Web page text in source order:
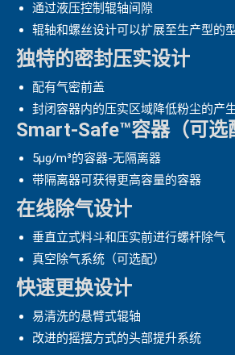
通过液压控制辊轴间隙
辊轴和螺丝设计可以扩展至生产型的
独特的密封压实设计
配有气密前盖
封闭容器内的压实区域降低粉尘的产生
Smart-Safe™容器（可选
5μg/m³的容器-无隔离器
带隔离器可获得更高容量的容器
在线除气设计
垂直立式料斗和压实前进行螺杆除气
真空除气系统（可选配）
快速更换设计
易清洗的悬臂式辊轴
改进的摇摆方式的头部提升系统